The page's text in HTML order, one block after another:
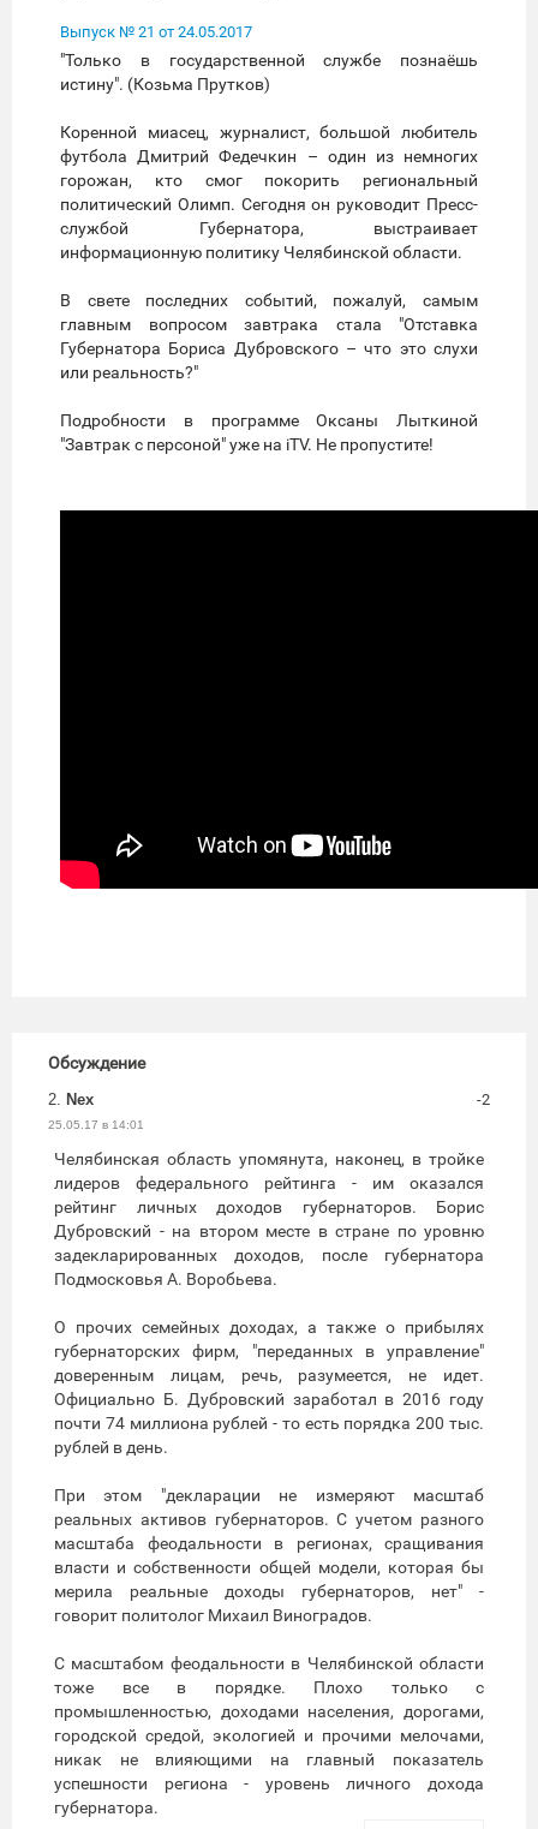
Выпуск № 21 от 24.05.2017
"Только в государственной службе познаёшь
истину". (Козьма Прутков)
Коренной миасец, журналист, большой любитель
футбола Дмитрий Федечкин – один из немногих
горожан, кто смог покорить региональный
политический Олимп. Сегодня он руководит Пресс-
службой Губернатора, выстраивает
информационную политику Челябинской области.
В свете последних событий, пожалуй, самым
главным вопросом завтрака стала "Отставка
Губернатора Бориса Дубровского – что это слухи
или реальность?"
Подробности в программе Оксаны Лыткиной
"Завтрак с персоной" уже на iTV. Не пропустите!
Обсуждение
2. Nex
25.05.17 в 14:01
-2
Челябинская область упомянута, наконец, в тройке
лидеров федерального рейтинга - им оказался
рейтинг личных доходов губернаторов. Борис
Дубровский - на втором месте в стране по уровню
задекларированных доходов, после губернатора
Подмосковья А. Воробьева.
О прочих семейных доходах, а также о прибылях
губернаторских фирм, "переданных в управление"
доверенным лицам, речь, разумеется, не идет.
Официально Б. Дубровский заработал в 2016 году
почти 74 миллиона рублей - то есть порядка 200 тыс.
рублей в день.
При этом "декларации не измеряют масштаб
реальных активов губернаторов. С учетом разного
масштаба феодальности в регионах, сращивания
власти и собственности общей модели, которая бы
мерила реальные доходы губернаторов, нет" -
говорит политолог Михаил Виноградов.
С масштабом феодальности в Челябинской области
тоже все в порядке. Плохо только с
промышленностью, доходами населения, дорогами,
городской средой, экологией и прочими мелочами,
никак не влияющими на главный показатель
успешности региона - уровень личного дохода
губернатора.